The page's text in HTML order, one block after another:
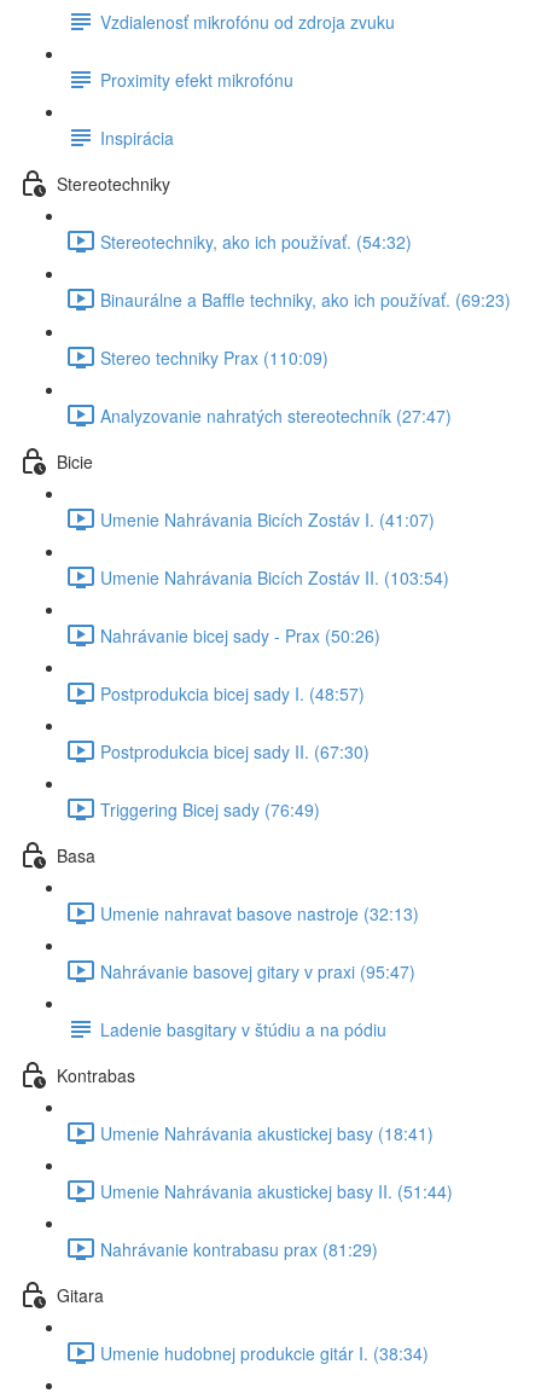
Vzdialenosť mikrofónu od zdroja zvuku
Proximity efekt mikrofónu
Inspirácia
Stereotechniky
Stereotechniky, ako ich používať. (54:32)
Binaurálne a Baffle techniky, ako ich používať. (69:23)
Stereo techniky Prax (110:09)
Analyzovanie nahratých stereotechník (27:47)
Bicie
Umenie Nahrávania Bicích Zostáv I. (41:07)
Umenie Nahrávania Bicích Zostáv II. (103:54)
Nahrávanie bicej sady - Prax (50:26)
Postprodukcia bicej sady I. (48:57)
Postprodukcia bicej sady II. (67:30)
Triggering Bicej sady (76:49)
Basa
Umenie nahravat basove nastroje (32:13)
Nahrávanie basovej gitary v praxi (95:47)
Ladenie basgitary v štúdiu a na pódiu
Kontrabas
Umenie Nahrávania akustickej basy (18:41)
Umenie Nahrávania akustickej basy II. (51:44)
Nahrávanie kontrabasu prax (81:29)
Gitara
Umenie hudobnej produkcie gitár I. (38:34)